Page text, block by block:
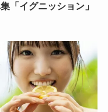
「イグニッション」